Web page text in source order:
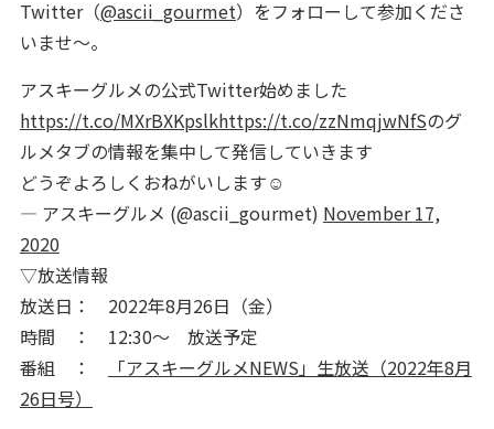
Twitter（@ascii_gourmet）をフォローして参加くださ
いませ～。
アスキーグルメの公式Twitter始めました
https://t.co/MXrBXKpslkhttps://t.co/zzNmqjwNfSのグ
ルメタブの情報を集中して発信していきます
どうぞよろしくおねがいします☺️
— アスキーグルメ (@ascii_gourmet) November 17,
2020
▽放送情報
放送日： 2022年8月26日（金）
時間 ： 12:30～ 放送予定
番組 ：
「アスキーグルメNEWS」生放送（2022年8月
26日号）